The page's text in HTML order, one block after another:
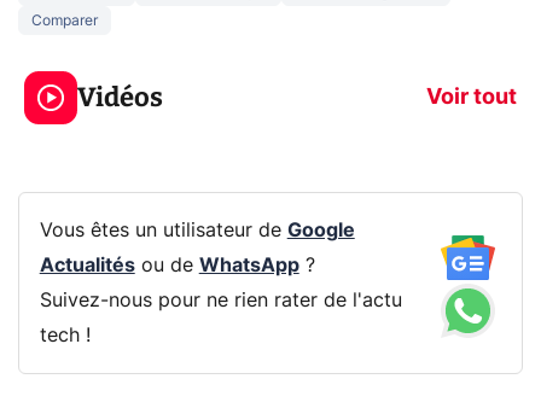
Comparer
Vidéos Voir tout
3 écrans en 1 pour
319€ ? Voici L'AOC
CQ32G4ZA !
prochaine
Vous êtes un utilisateur de Google
Actualitésou de WhatsApp?
Suivez-nous pour ne rien rater de l'actu
tech !